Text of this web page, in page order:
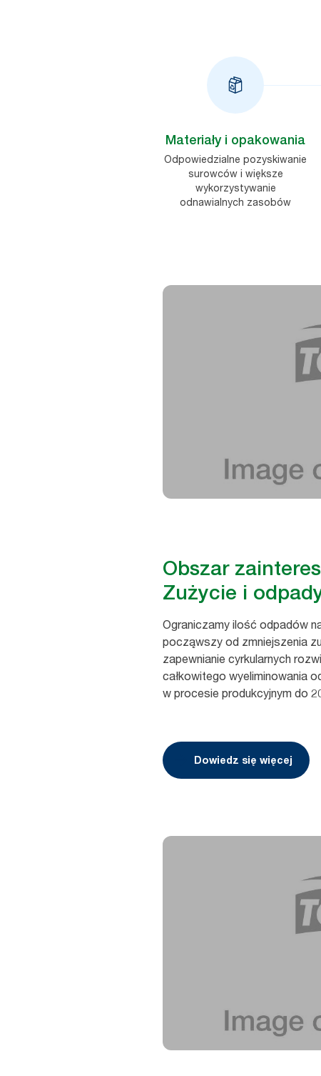
Materiały i opakowania
Odpowiedzialne pozyskiwanie
surowców i większe
wykorzystywanie
odnawialnych zasobów
Obszar
Zużycie i
Ograniczamy ilość odpadów
począwszy od zmniejszenia
zapewnianie cyrkularnych
całkowitego wyeliminowania
w procesie produkcyjnym do
Dowiedz się więcej